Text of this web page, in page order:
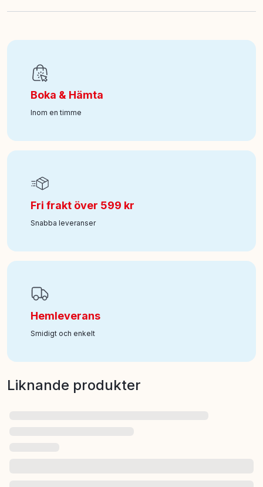
Art nr:100-18107759
Boka & Hämta
Inom en timme
Fri frakt över 599 kr
Snabba leveranser
Hemleverans
Smidigt och enkelt
Liknande produkter